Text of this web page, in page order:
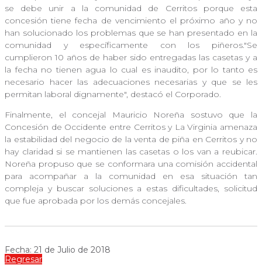
se debe unir a la comunidad de Cerritos porque esta
concesión tiene fecha de vencimiento el próximo año y no
han solucionado los problemas que se han presentado en la
comunidad y específicamente con los piñeros."Se
cumplieron 10 años de haber sido entregadas las casetas y a
la fecha no tienen agua lo cual es inaudito, por lo tanto es
necesario hacer las adecuaciones necesarias y que se les
permitan laboral dignamente", destacó el Corporado.
Finalmente, el concejal Mauricio Noreña sostuvo que la
Concesión de Occidente entre Cerritos y La Virginia amenaza
la estabilidad del negocio de la venta de piña en Cerritos y no
hay claridad si se mantienen las casetas o los van a reubicar.
Noreña propuso que se conformara una comisión accidental
para acompañar a la comunidad en esa situación tan
compleja y buscar soluciones a estas dificultades, solicitud
que fue aprobada por los demás concejales.
Fecha: 21 de Julio de 2018
Regresar